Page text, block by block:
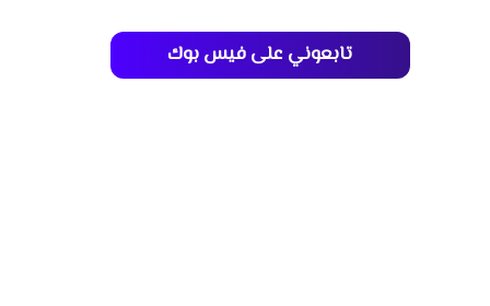
تابعوني على فيس بوك